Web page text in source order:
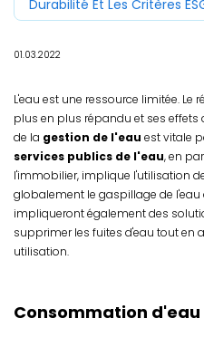
Durabilité Et Les Critères
01.03.2022
L'eau est une ressource limitée.
plus en plus répandu et ses effets
de la gestion de l'eau est vitale
services publics de l'eau, en
l'immobilier, implique l'utilisation
globalement le gaspillage de
impliqueront également des
supprimer les fuites d'eau tout en
utilisation.
Consommation